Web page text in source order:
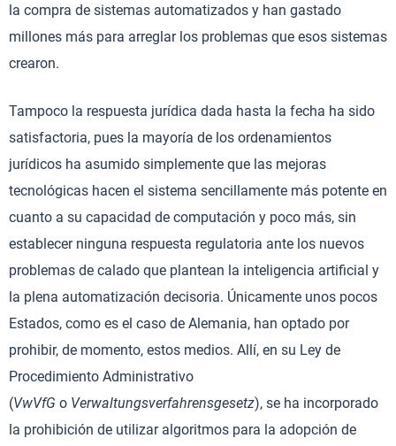
la compra de sistemas automatizados y han gastado
millones más para arreglar los problemas que esos sistemas
crearon.
Tampoco la respuesta jurídica dada hasta la fecha ha sido
satisfactoria, pues la mayoría de los ordenamientos
jurídicos ha asumido simplemente que las mejoras
tecnológicas hacen el sistema sencillamente más potente en
cuanto a su capacidad de computación y poco más, sin
establecer ninguna respuesta regulatoria ante los nuevos
problemas de calado que plantean la inteligencia artificial y
la plena automatización decisoria. Únicamente unos pocos
Estados, como es el caso de Alemania, han optado por
prohibir, de momento, estos medios. Allí, en su Ley de
Procedimiento Administrativo
(VwVfG o Verwaltungsverfahrensgesetz), se ha incorporado
la prohibición de utilizar algoritmos para la adopción de